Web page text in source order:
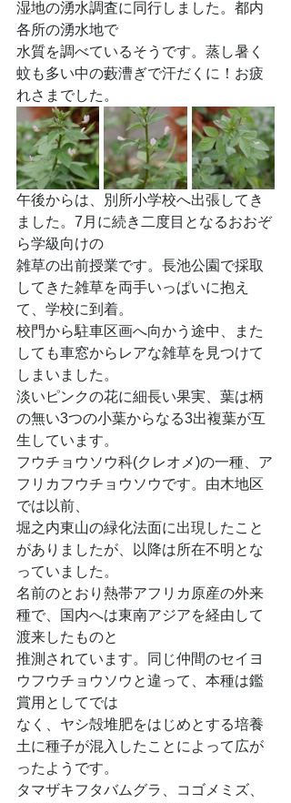
湿地の湧水調査に同行しました。都内
各所の湧水地で
水質を調べているそうです。蒸し暑く
蚊も多い中の藪漕ぎで汗だくに！お疲
れさまでした。
午後からは、別所小学校へ出張してき
ました。7月に続き二度目となるおおぞ
ら学級向けの
雑草の出前授業です。長池公園で採取
してきた雑草を両手いっぱいに抱え
て、学校に到着。
校門から駐車区画へ向かう途中、また
しても車窓からレアな雑草を見つけて
しまいました。
淡いピンクの花に細長い果実、葉は柄
の無い3つの小葉からなる3出複葉が互
生しています。
フウチョウソウ科(クレオメ)の一種、ア
フリカフウチョウソウです。由木地区
では以前、
堀之内東山の緑化法面に出現したこと
がありましたが、以降は所在不明とな
っていました。
名前のとおり熱帯アフリカ原産の外来
種で、国内へは東南アジアを経由して
渡来したものと
推測されています。同じ仲間のセイヨ
ウフウチョウソウと違って、本種は鑑
賞用としてでは
なく、ヤシ殻堆肥をはじめとする培養
土に種子が混入したことによって広が
ったようです。
タマザキフタバムグラ、コゴメミズ、